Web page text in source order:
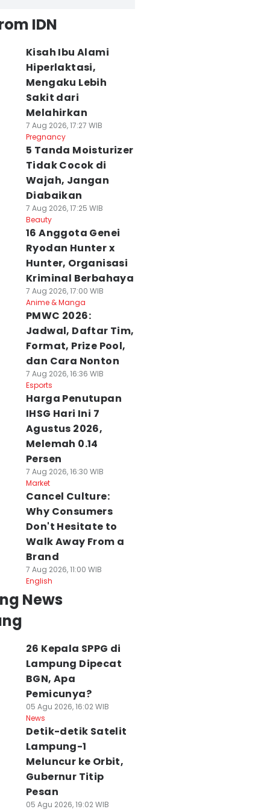
IDN
Kisah Ibu Alami
Hiperlaktasi,
Mengaku Lebih
Sakit dari
Melahirkan
7 Aug 2026, 17:27 WIB
Pregnancy
5 Tanda Moisturizer
Tidak Cocok di
Wajah, Jangan
Diabaikan
7 Aug 2026, 17:25 WIB
Beauty
16 Anggota Genei
Ryodan Hunter x
Hunter, Organisasi
Kriminal Berbahaya
7 Aug 2026, 17:00 WIB
Anime & Manga
PMWC 2026:
Jadwal, Daftar Tim,
Format, Prize Pool,
dan Cara Nonton
7 Aug 2026, 16:36 WIB
Esports
Harga Penutupan
IHSG Hari Ini 7
Agustus 2026,
Melemah 0.14
Persen
7 Aug 2026, 16:30 WIB
Market
Cancel Culture:
Why Consumers
Don't Hesitate to
Walk Away From a
Brand
7 Aug 2026, 11:00 WIB
English
News
26 Kepala SPPG di
Lampung Dipecat
BGN, Apa
Pemicunya?
05 Agu 2026, 16:02 WIB
News
Detik-detik Satelit
Lampung-1
Meluncur ke Orbit,
Gubernur Titip
Pesan
05 Agu 2026, 19:02 WIB